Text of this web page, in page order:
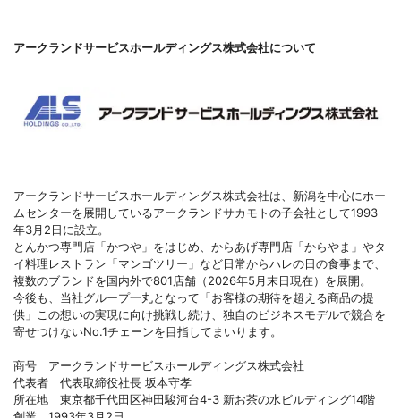
アークランドサービスホールディングス株式会社について
アークランドサービスホールディングス株式会社は、新潟を中心にホー
ムセンターを展開しているアークランドサカモトの子会社として1993
年3月2日に設立。
とんかつ専門店「かつや」をはじめ、からあげ専門店「からやま」やタ
イ料理レストラン「マンゴツリー」など日常からハレの日の食事まで、
複数のブランドを国内外で801店舗（2026年5月末日現在）を展開。
今後も、当社グループ一丸となって「お客様の期待を超える商品の提
供」この想いの実現に向け挑戦し続け、独自のビジネスモデルで競合を
寄せつけないNo.1チェーンを目指してまいります。
商号 アークランドサービスホールディングス株式会社
代表者 代表取締役社長 坂本守孝
所在地 東京都千代田区神田駿河台4-3 新お茶の水ビルディング14階